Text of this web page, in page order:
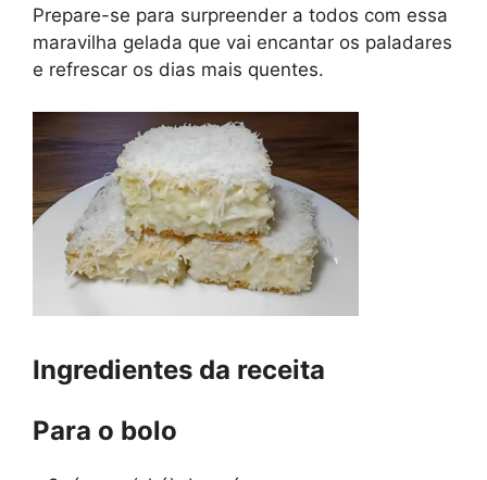
Prepare-se para surpreender a todos com essa
maravilha gelada que vai encantar os paladares
e refrescar os dias mais quentes.
Ingredientes da receita
Para o bolo